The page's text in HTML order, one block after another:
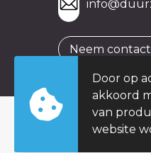
Neem
© Copyright
Door op
akkoord
van
website